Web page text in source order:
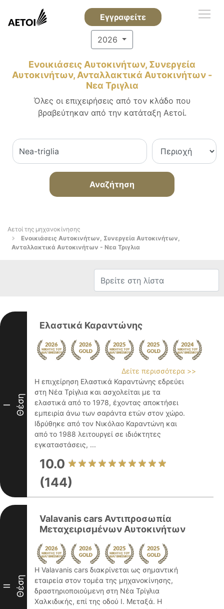
Εγγραφείτε
2026
Ενοικιάσεις Αυτοκινήτων, Συνεργεία
Αυτοκινήτων, Ανταλλακτικά Αυτοκινήτων -
Νεα Τριγλια
Όλες οι επιχειρήσεις από τον κλάδο που
βραβεύτηκαν από την κατάταξη Αετοί.
Αναζήτηση
Αετοί της μηχανοκίνησης
Ενοικιάσεις Αυτοκινήτων, Συνεργεία Αυτοκινήτων,
Ανταλλακτικά Αυτοκινήτων - Νεα Τριγλια
I Θέση
Ελαστικά Καραντώνης
Δείτε περισσότερα >>
Η επιχείρηση Ελαστικά Καραντώνης εδρεύει
στη Νέα Τρίγλια και ασχολείται με τα
ελαστικά από το 1978, έχοντας αποκτήσει
εμπειρία άνω των σαράντα ετών στον χώρο.
Ιδρύθηκε από τον Νικόλαο Καραντώνη και
από το 1988 λειτουργεί σε ιδιόκτητες
εγκαταστάσεις, ...
10.0
(144)
II Θέση
Valavanis cars Αντιπροσωπία
Μεταχειρισμένων Αυτοκινήτων
Η Valavanis cars διακρίνεται ως σημαντική
εταιρεία στον τομέα της μηχανοκίνησης,
δραστηριοποιούμενη στη Νέα Τρίγλια
Χαλκιδικής, επί της οδού Ι. Μεταξά. Η